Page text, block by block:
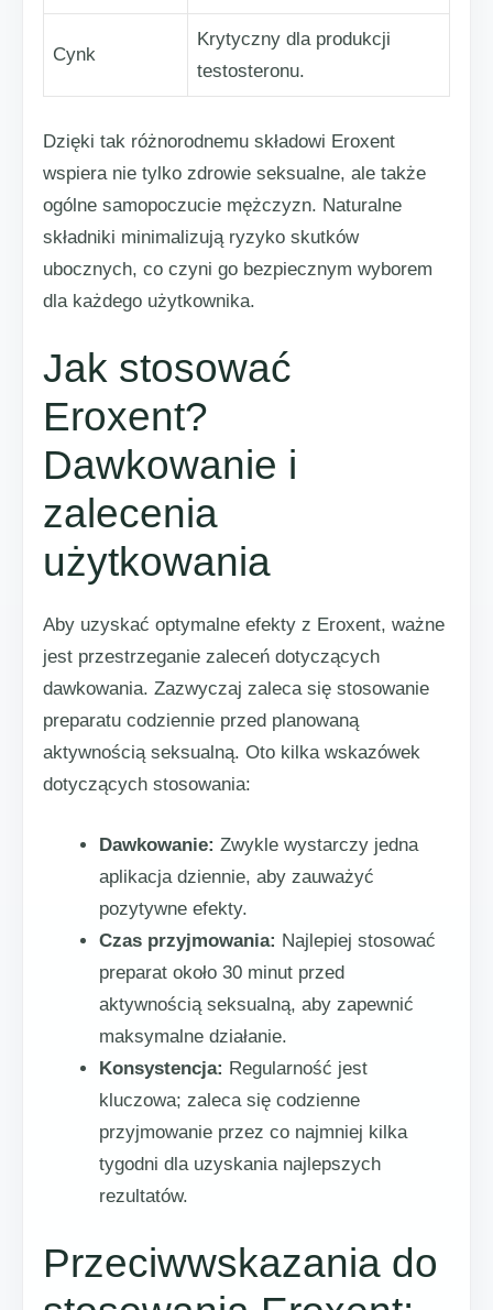
Cynk
Krytyczny dla produkcji
testosteronu.
Dzięki tak różnorodnemu składowi Eroxent
wspiera nie tylko zdrowie seksualne, ale także
ogólne samopoczucie mężczyzn. Naturalne
składniki minimalizują ryzyko skutków
ubocznych, co czyni go bezpiecznym wyborem
dla każdego użytkownika.
Jak stosować
Eroxent?
Dawkowanie i
zalecenia
użytkowania
Aby uzyskać optymalne efekty z Eroxent, ważne
jest przestrzeganie zaleceń dotyczących
dawkowania. Zazwyczaj zaleca się stosowanie
preparatu codziennie przed planowaną
aktywnością seksualną. Oto kilka wskazówek
dotyczących stosowania:
Dawkowanie: Zwykle wystarczy jedna
aplikacja dziennie, aby zauważyć
pozytywne efekty.
Czas przyjmowania: Najlepiej stosować
preparat około 30 minut przed
aktywnością seksualną, aby zapewnić
maksymalne działanie.
Konsystencja: Regularność jest
kluczowa; zaleca się codzienne
przyjmowanie przez co najmniej kilka
tygodni dla uzyskania najlepszych
rezultatów.
Przeciwwskazania do